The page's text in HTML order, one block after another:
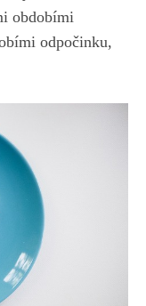
obdobími
odpočinku,